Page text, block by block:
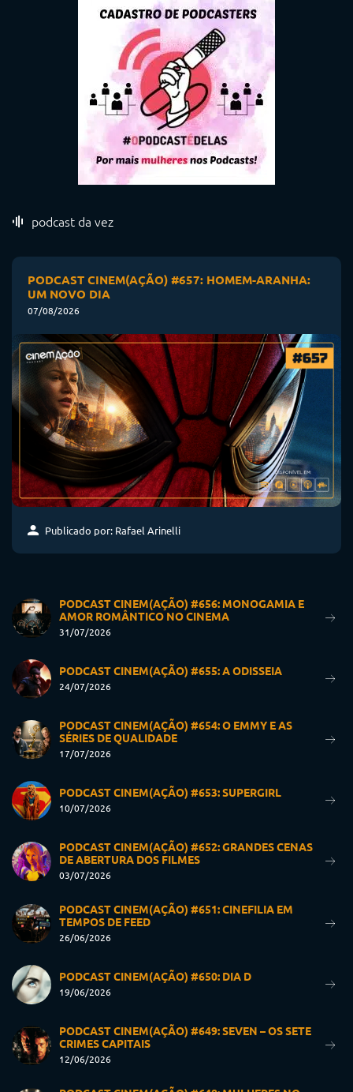
podcast da vez
PODCAST CINEM(AÇÃO) #657: HOMEM-ARANHA:
UM NOVO DIA
07/08/2026
Publicado por: Rafael Arinelli
PODCAST CINEM(AÇÃO) #656: MONOGAMIA E
AMOR ROMÂNTICO NO CINEMA
31/07/2026
PODCAST CINEM(AÇÃO) #655: A ODISSEIA
24/07/2026
PODCAST CINEM(AÇÃO) #654: O EMMY E AS
SÉRIES DE QUALIDADE
17/07/2026
PODCAST CINEM(AÇÃO) #653: SUPERGIRL
10/07/2026
PODCAST CINEM(AÇÃO) #652: GRANDES CENAS
DE ABERTURA DOS FILMES
03/07/2026
PODCAST CINEM(AÇÃO) #651: CINEFILIA EM
TEMPOS DE FEED
26/06/2026
PODCAST CINEM(AÇÃO) #650: DIA D
19/06/2026
PODCAST CINEM(AÇÃO) #649: SEVEN – OS SETE
CRIMES CAPITAIS
12/06/2026